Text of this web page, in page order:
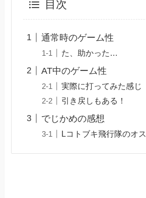
目次
通常時のゲーム性
た、助かった…
AT中のゲーム性
実際に打ってみた感じ
引き戻しもある！
でじかめの感想
Lコトブキ飛行隊のオ